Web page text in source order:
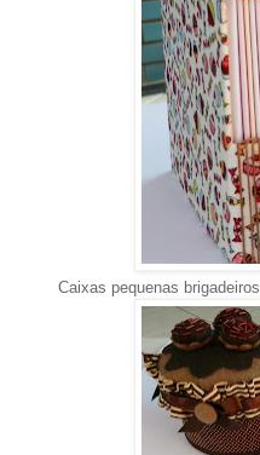
Caixas pequenas brigadeiros.